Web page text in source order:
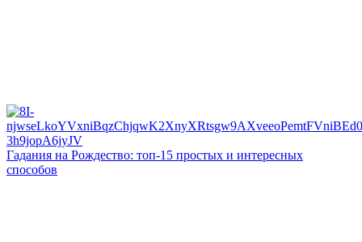
Гадания на Рождество: топ-15 простых и интересных
способов